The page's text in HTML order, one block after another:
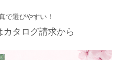
で選びやすい！
カタログ請求から